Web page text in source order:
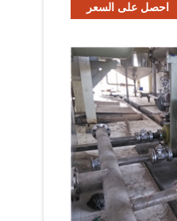
احصل على السعر